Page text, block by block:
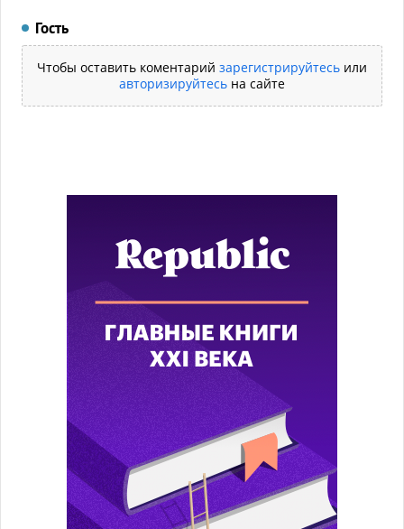
Гость
Чтобы оставить коментарий зарегистрируйтесь или
авторизируйтесь на сайте